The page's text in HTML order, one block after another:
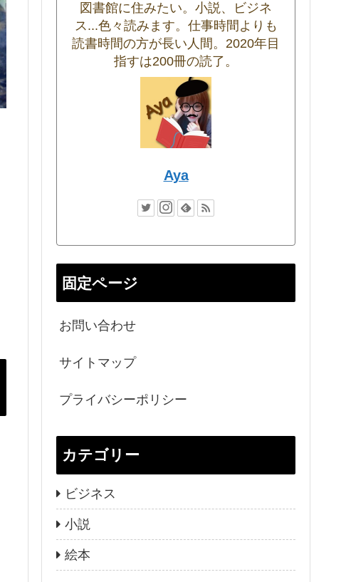
図書館に住みたい。小説、ビジネ
ス...色々読みます。仕事時間よりも
読書時間の方が長い人間。2020年目
指すは200冊の読了。
Aya
固定ページ
お問い合わせ
サイトマップ
プライバシーポリシー
カテゴリー
ビジネス
小説
絵本